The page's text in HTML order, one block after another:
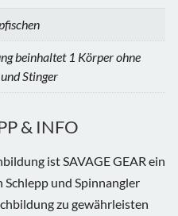
beinhaltet 1 Körper ohne
Stinger
& INFO
ist SAVAGE GEAR ein
und Spinnangler
zu gewährleisten